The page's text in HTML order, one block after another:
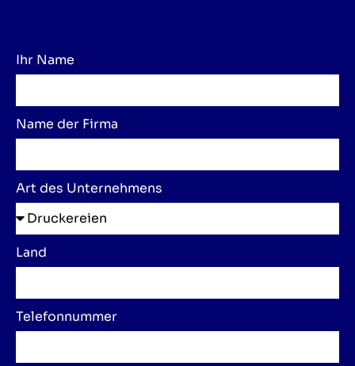
Ihr Name
Name der Firma
Art des Unternehmens
Land
Telefonnummer